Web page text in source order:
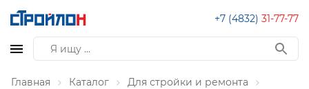
+7 (4832) 31-77-77
Главная Каталог
Для стройки и ремонта